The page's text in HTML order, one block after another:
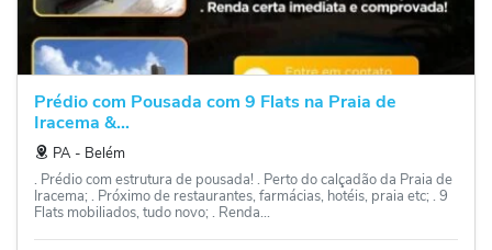
Prédio com Pousada com 9 Flats na Praia de
Iracema &...
PA ‐ Belém
. Prédio com estrutura de pousada! . Perto do calçadão da Praia de
Iracema; . Próximo de restaurantes, farmácias, hotéis, praia etc; . 9
Flats mobiliados, tudo novo; . Renda...